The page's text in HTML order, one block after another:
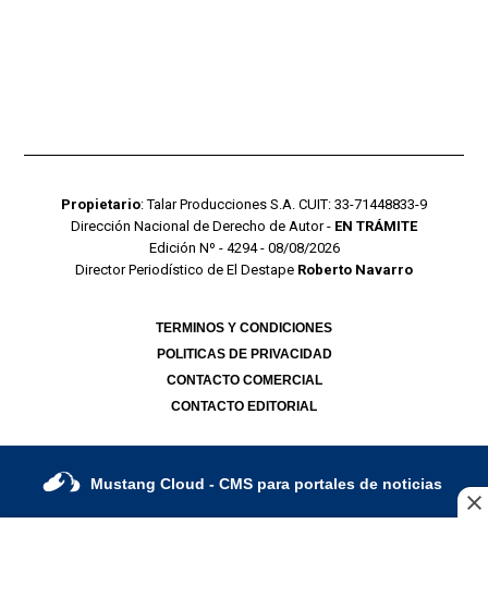
Propietario: Talar Producciones S.A. CUIT: 33-71448833-9
Dirección Nacional de Derecho de Autor - EN TRÁMITE
Edición Nº - 4294 - 08/08/2026
Director Periodístico de El Destape Roberto Navarro
TERMINOS Y CONDICIONES
POLITICAS DE PRIVACIDAD
CONTACTO COMERCIAL
CONTACTO EDITORIAL
Mustang Cloud - CMS para portales de noticias